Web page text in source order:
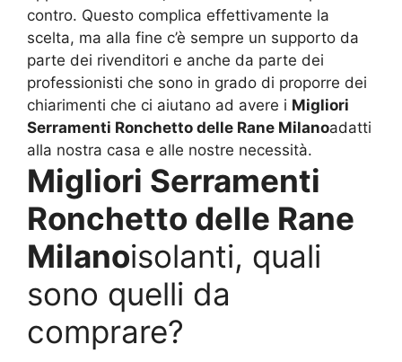
contro. Questo complica effettivamente la
scelta, ma alla fine c’è sempre un supporto da
parte dei rivenditori e anche da parte dei
professionisti che sono in grado di proporre dei
chiarimenti che ci aiutano ad avere i Migliori
Serramenti Ronchetto delle Rane Milanoadatti
alla nostra casa e alle nostre necessità.
Migliori Serramenti
Ronchetto delle Rane
Milanoisolanti, quali
sono quelli da
comprare?